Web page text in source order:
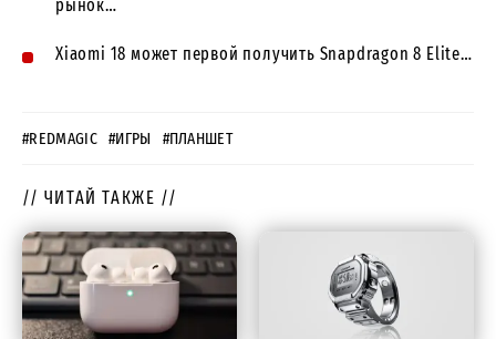
рынок…
Xiaomi 18 может первой получить Snapdragon 8 Elite…
#REDMAGIC #ИГРЫ #ПЛАНШЕТ
// ЧИТАЙ ТАКЖЕ //